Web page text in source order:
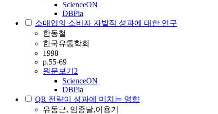
ScienceON
DBPia
소매업의 소비자 자발적 성과에 대한 연구
한동철
한국유통학회
1998
p.55-69
원문보기 2
ScienceON
DBPia
QR 전략이 성과에 미치는 영향
유동근, 임종달,이용기